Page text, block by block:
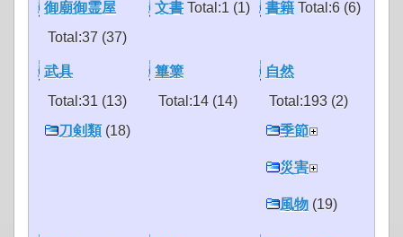
御廟御霊屋
Total:37 (37)
文書 Total:1 (1) 書籍 Total:6 (6)
武具
Total:31 (13)
刀剣類(18)
篳篥
Total:14 (14)
自然
Total:193 (2)
季節
災害
風物 (19)